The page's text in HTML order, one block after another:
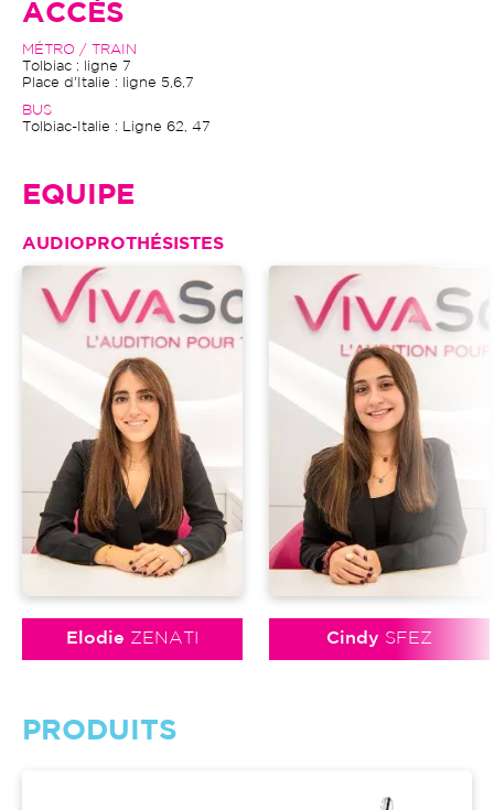
ACCÈS
MÉTRO / TRAIN
Tolbiac : ligne 7
Place d'Italie : ligne 5,6,7
BUS
Tolbiac-Italie : Ligne 62, 47
EQUIPE
AUDIOPROTHÉSISTES
Elodie ZENATI Cindy SFEZ
PRODUITS